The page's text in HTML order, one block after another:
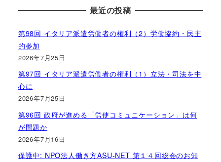
最近の投稿
第98回 イタリア派遣労働者の権利（2）労働協約・民主
的参加
2026年7月25日
第97回 イタリア派遣労働者の権利（1）立法・司法を中
心に
2026年7月25日
第96回 政府が進める「労使コミュニケーション」は何
が問題か
2026年7月16日
保護中: NPO法人働き方ASU-NET 第１４回総会のお知